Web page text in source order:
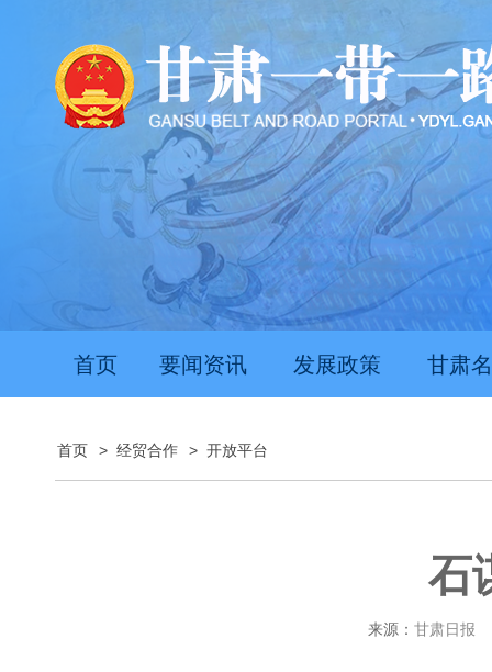
首页 要闻资讯 发展政策 甘肃
首页 > 经贸合作 > 开放平台
石
来源： 甘肃日报